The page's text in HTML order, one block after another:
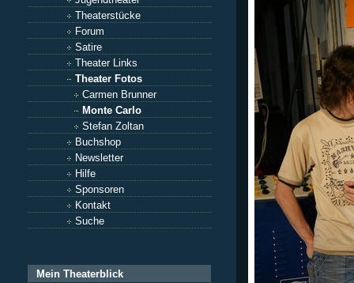
Theaterstücke
Forum
Satire
Theater Links
Theater Fotos
Carmen Brunner
Monte Carlo
Stefan Zoltan
Buchshop
Newsletter
Hilfe
Sponsoren
Kontakt
Suche
Mein Theaterblick